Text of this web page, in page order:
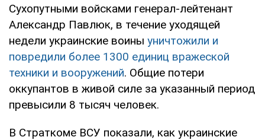
Сухопутными войсками генерал-лейтенант
Александр Павлюк, в течение уходящей
недели украинские воины уничтожили и
повредили более 1300 единиц вражеской
техники и вооружений. Общие потери
оккупантов в живой силе за указанный период
превысили 8 тысяч человек.
В Страткоме ВСУ показали, как украинские